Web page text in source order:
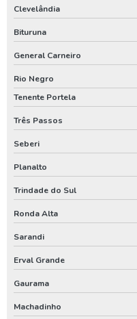
Manutenção de poço artesiano
Manutenção de poço artesiano
Manutenção de poços tubulares
Manutenção de poços tubulares
Manutenção preventiva em
Orçamento para construir poço
Orçamento para instalar poço
Orçamento para perfuração de
Orçamento poço artesiano
Outorga de água para poço
Outorga de direito de uso do
Clevelândia
Bituruna
General Carneiro
Rio Negro
Tenente Portela
Três Passos
Seberi
Planalto
Trindade do Sul
Ronda Alta
Sarandi
Erval Grande
Gaurama
Machadinho